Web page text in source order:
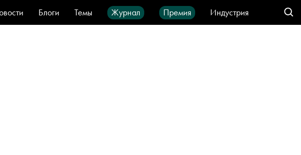
Блоги Темы Журнал Премия
Индустрия
Стиль
Видео Город IT-продукты